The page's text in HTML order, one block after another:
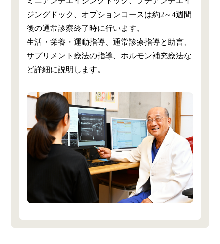
ジングドック、オプションコースは約2～4週間
後の通常診察終了時に行います。
生活・栄養・運動指導、通常診療指導と助言、
サプリメント療法の指導、ホルモン補充療法な
ど詳細に説明します。